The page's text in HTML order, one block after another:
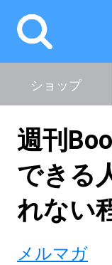
ショップ
週刊
できる
れない
メルマガ